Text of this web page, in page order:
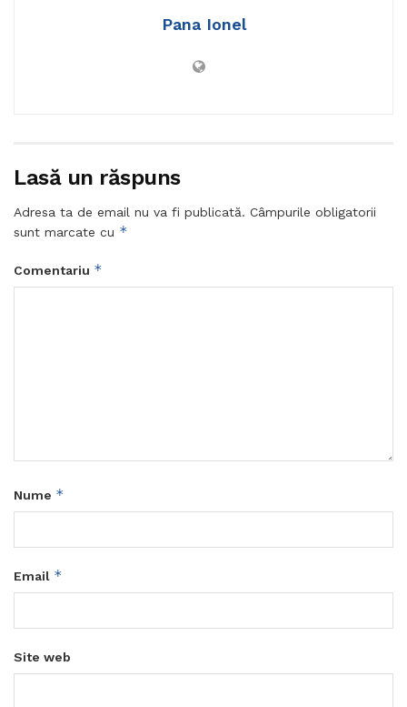
Pana Ionel
Lasă un răspuns
Adresa ta de email nu va fi publicată. Câmpurile obligatorii
sunt marcate cu *
Comentariu *
Nume *
Email *
Site web